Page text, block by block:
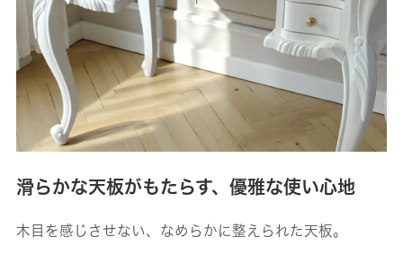
滑らかな天板がもたらす、優雅な使い心地
木目を感じさせない、なめらかに整えられた天板。